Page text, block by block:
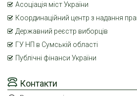
Контакти
Асоціація міст України
Координаційний центр з надання
Державний реєстр виборців
ГУ НП в Сумській області
Публічні фінанси України